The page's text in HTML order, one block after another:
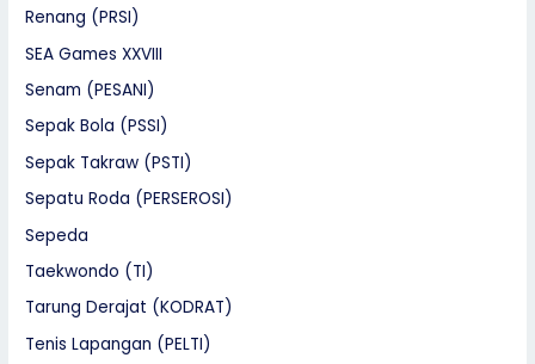
Renang (PRSI)
SEA Games XXVIII
Senam (PESANI)
Sepak Bola (PSSI)
Sepak Takraw (PSTI)
Sepatu Roda (PERSEROSI)
Sepeda
Taekwondo (TI)
Tarung Derajat (KODRAT)
Tenis Lapangan (PELTI)